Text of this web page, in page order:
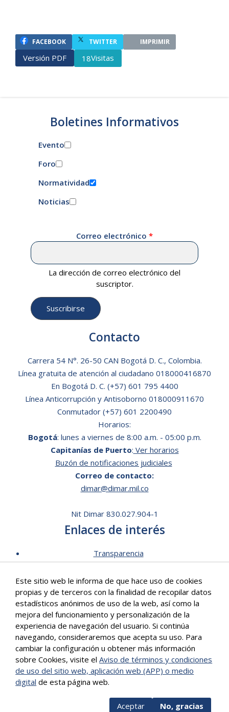
FACEBOOK TWITTER IMPRIMIR
Versión PDF 18Visitas
Boletines Informativos
Evento
Foro
Normatividad
Noticias
Correo electrónico
La dirección de correo electrónico del
suscriptor.
Contacto
Carrera 54 N°. 26-50 CAN Bogotá D. C., Colombia.
Línea gratuita de atención al ciudadano 018000416870
En Bogotá D. C. (+57) 601 795 4400
Línea Anticorrupción y Antisoborno 018000911670
Conmutador (+57) 601 2200490
Horarios:
Bogotá: lunes a viernes de 8:00 a.m. - 05:00 p.m.
Capitanías de Puerto: Ver horarios
Buzón de notificaciones judiciales
Correo de contacto:
dimar@dimar.mil.co
Nit Dimar 830.027.904-1
Enlaces de interés
Transparencia
Mecanismos de contacto
Software para personas en situación de discapacidad
Signos en Red
Intranet de Dimar
Correo Institucional
Políticas
Mapa del sitio
Este sitio web le informa de que hace uso de cookies
propias y de terceros con la finalidad de recopilar datos
estadísticos anónimos de uso de la web, así como la
mejora del funcionamiento y personalización de la
experiencia de navegación del usuario. Si continúa
navegando, consideraremos que acepta su uso. Para
cambiar la configuración u obtener más información
sobre Cookies, visite elAviso de términos y condiciones
de uso del sitio web, aplicación web (APP) o medio
digital de esta página web.
Aceptar No, gracias